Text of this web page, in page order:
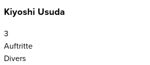
Kiyoshi Usuda
3
Auftritte
Divers